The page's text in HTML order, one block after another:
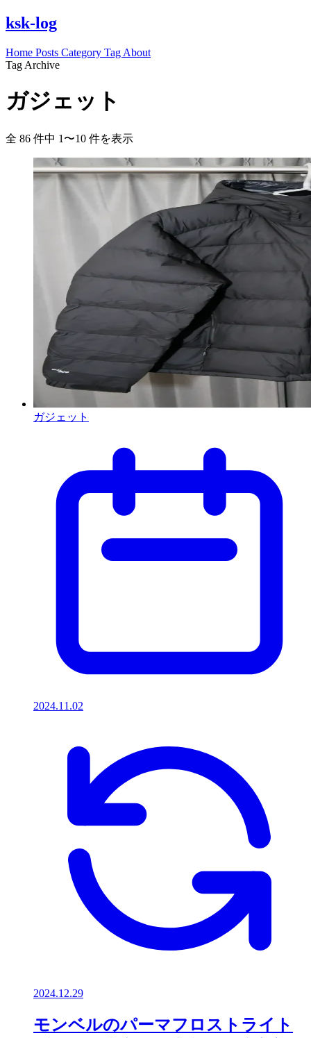
ksk-log
Home Posts Category Tag About
Tag Archive
ガジェット
全 86 件中 1〜10 件を表示
ガジェット
2024.11.02
2024.12.29
モンベルのパーマフロストライト